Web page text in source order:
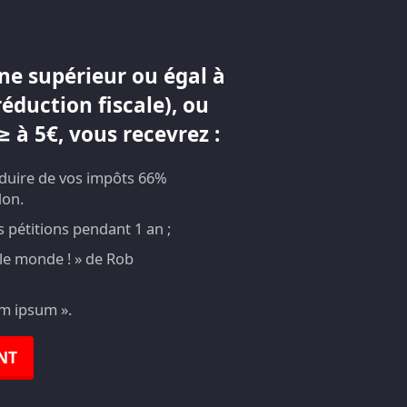
supérieur ou égal à
fiscale), ou
5€, vous recevrez :
de vos impôts 66%
pétitions pendant 1 an ;
monde ! » de Rob
ipsum ».